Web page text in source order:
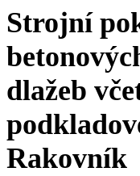
Strojní
dlažeb
Rakovník